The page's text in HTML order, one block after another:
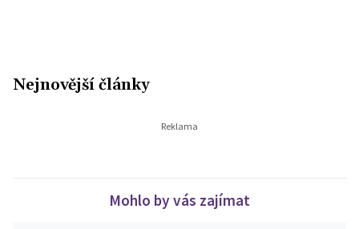
Nejnovější články
Mohlo by vás zajímat